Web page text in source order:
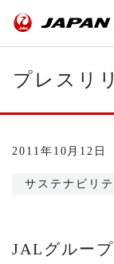
プレスリ
2011年10月12日
サステナビリテ
JALグルー